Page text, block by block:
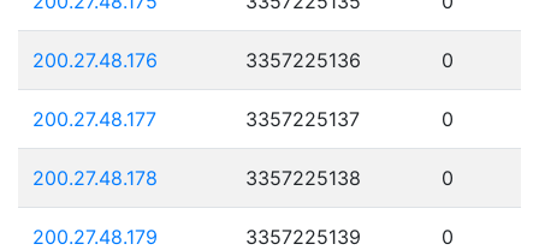
200.27.48.176 3357225136 0
200.27.48.177 3357225137 0
200.27.48.178 3357225138 0
200.27.48.179 3357225139 0